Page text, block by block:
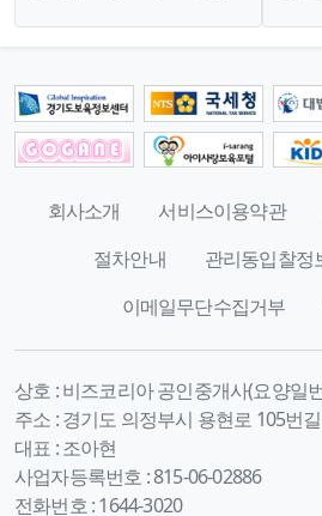
회사소개 서비스이용약관
절차안내
관리동입찰정
이메일무단수집거부
상호 :비즈코리아 공인중개사(요양일
주소 :경기도 의정부시 용현로 105번
대표 :조아현
사업자등록번호 :815-06-02886
전화번호 :1644-3020